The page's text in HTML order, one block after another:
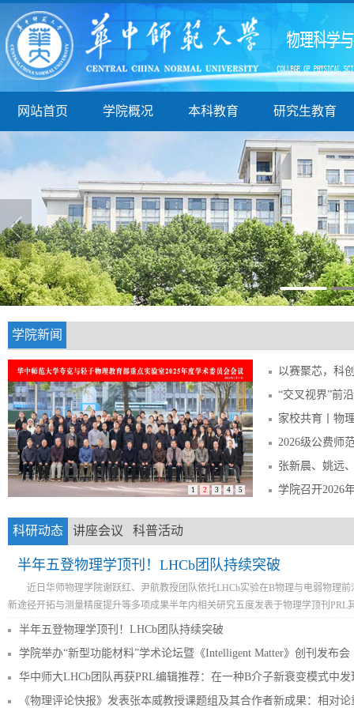
网站首页 学院概况 本科教育 研究生教育
学院新闻
1 2 3 4 5
以赛聚芯，科创融汇！
“交叉视界”前沿交叉科学论坛第5
家校共育丨物理科学与
2026级公费师范
张新晨、姚远、李中年团队荣获
学院召开2026
科研动态 讲座会议 科普活动
半年五登物理学顶刊！LHCb团队持续突破
近日华师物理学院谢跃红、尹航教授团队依托LHCb实验在B物理与电弱物理
新途径开拓与测量精度提升等多项成果半年内相关研究五度发表于物理学顶刊PRL
半年五登物理学顶刊！LHCb团队持续突破
学院举办“新型功能材料”学术论坛暨《Intelligent Matter》创刊发布会
华中师大LHCb团队再获PRL编辑推荐：在一种B介子新衰变模式中发
《物理评论快报》发表张本威教授课题组及其合作者新成果：相对论重离子碰